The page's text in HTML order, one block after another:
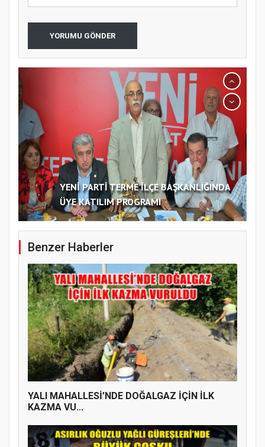
YORUMU GÖNDER
YENİ PARTİ TERME İLÇE BAŞKANLIĞINDA
ÜYE KATILIM PROGRAMI
Benzer Haberler
YALI MAHALLESİ’NDE DOĞALGAZ İÇİN İLK
KAZMA VU...